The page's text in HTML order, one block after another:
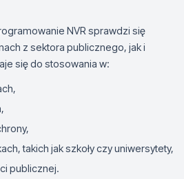
NVR sprawdzi się
z sektora publicznego, jak i
się do stosowania w:
takich jak szkoły czy uniwersytety,
publicznej.